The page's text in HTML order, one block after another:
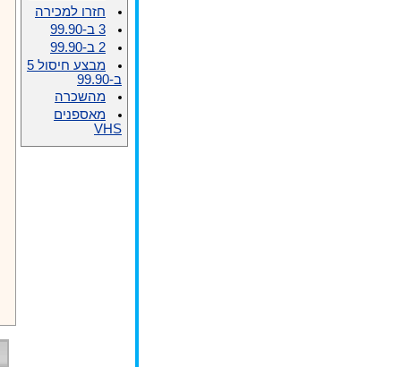
חזרו למכירה
3 ב-99.90
2 ב-99.90
מבצע חיסול 5
ב-99.90
מהשכרה
מאספנים
VHS